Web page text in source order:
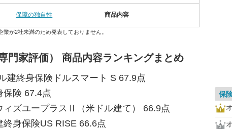
保障の独自性 商品内容
が2社未満のため発表しておりません。
門家評価） 商品内容ランキングまとめ
建終身保険ドルスマート S 67.9点
保険 67.4点
ィズユープラスⅡ（米ドル建て） 66.9点
身保険US RISE 66.6点
保